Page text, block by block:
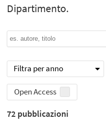
Dipartimento.
Filtra per anno
Open Access
72 pubblicazioni